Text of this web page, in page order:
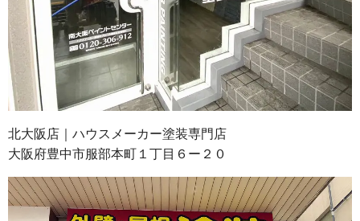
北大阪店｜ハウスメーカー塗装専門店
大阪府豊中市服部本町１丁目６ー２０